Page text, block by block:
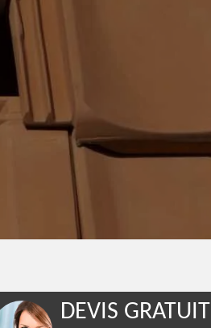
DEVIS GRATUIT